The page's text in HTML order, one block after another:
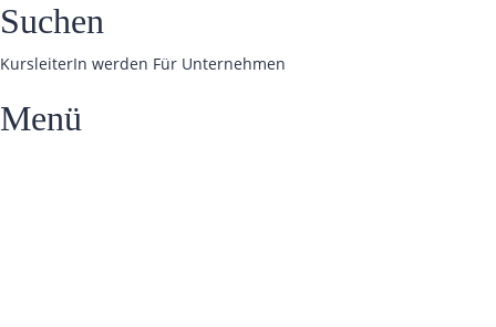
Suchen
KursleiterIn werden Für Unternehmen
Menü